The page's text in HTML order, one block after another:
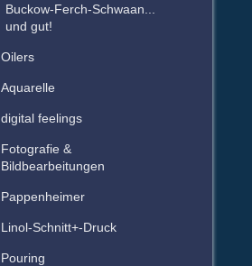
Buckow-Ferch-Schwaan...
und gut!
Oilers
Aquarelle
digital feelings
Fotografie &
Bildbearbeitungen
Pappenheimer
Linol-Schnitt+-Druck
Pouring